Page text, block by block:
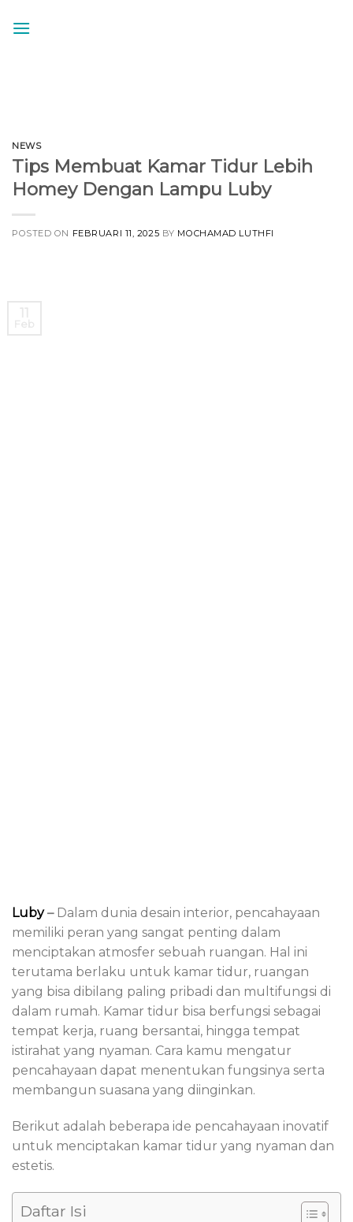
NEWS
Tips Membuat Kamar Tidur Lebih
Homey Dengan Lampu Luby
POSTED ON FEBRUARI 11, 2025 BY MOCHAMAD LUTHFI
Luby–Dalam dunia desain interior, pencahayaan
memiliki peran yang sangat penting dalam
menciptakan atmosfer sebuah ruangan. Hal ini
terutama berlaku untuk kamar tidur, ruangan
yang bisa dibilang paling pribadi dan multifungsi di
dalam rumah. Kamar tidur bisa berfungsi sebagai
tempat kerja, ruang bersantai, hingga tempat
istirahat yang nyaman. Cara kamu mengatur
pencahayaan dapat menentukan fungsinya serta
membangun suasana yang diinginkan.
Berikut adalah beberapa ide pencahayaan inovatif
untuk menciptakan kamar tidur yang nyaman dan
estetis.
Daftar Isi